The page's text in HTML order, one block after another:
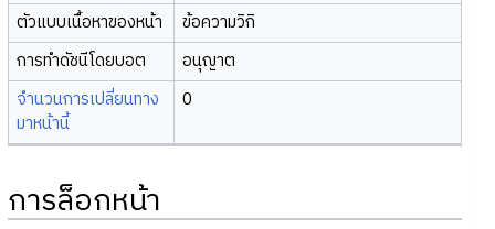
ตัวแบบเนื้อหาของหน้า
ข้อความวิกิ
การทำดัชนีโดยบอต
อนุญาต
จำนวนการเปลี่ยนทาง
มาหน้านี้
0
การล็อกหน้า